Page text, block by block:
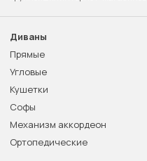
Диваны
Прямые
Угловые
Кушетки
Софы
Механизм аккордеон
Ортопедические